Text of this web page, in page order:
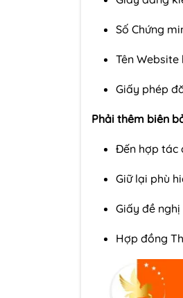
Số Chứng
Tên Website
Giấy phép
Phải thêm biên
Đến hợp tác
Giữ lại phù
Giấy đề
Hợp đồng